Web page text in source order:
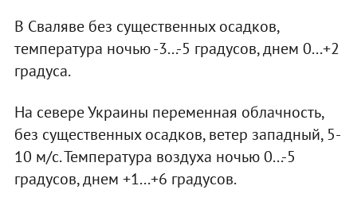
В Сваляве без существенных осадков,
температура ночью -3...-5 градусов, днем 0...+2
градуса.
На севере Украины переменная облачность,
без существенных осадков, ветер западный, 5-
10 м/с. Температура воздуха ночью 0...-5
градусов, днем +1...+6 градусов.